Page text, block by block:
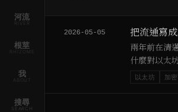
河流
RIVER
根莖
RHIZOME
我
ABOUT
搜尋
SEARCH
2026-05-05 把流通寫
兩年前在清
什麼對以太
場外面是
以太坊 加